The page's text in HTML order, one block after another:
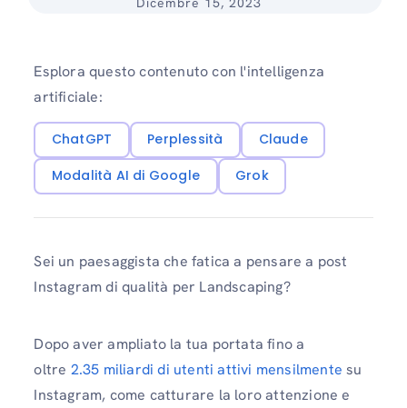
Esplora questo contenuto con l'intelligenza
artificiale:
ChatGPT Perplessità
Claude
Modalità AI di Google
Grok
Sei un paesaggista che fatica a pensare a post
Instagram di qualità per Landscaping?
Dopo aver ampliato la tua portata fino a
oltre 2.35 miliardi di utenti attivi mensilmente su
Instagram, come catturare la loro attenzione e